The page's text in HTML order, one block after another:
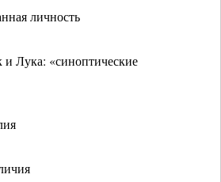
личность
Лука: «синоптические